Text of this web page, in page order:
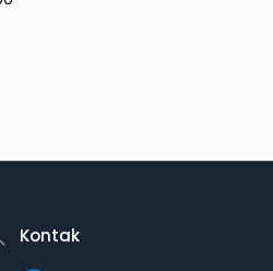
Kontak